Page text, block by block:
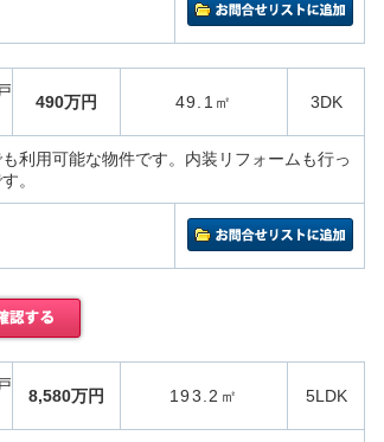
490万円 49.1㎡ 3DK
利用可能な物件です。内装リフォームも行っ
。
8,580万円 193.2㎡ 5LDK